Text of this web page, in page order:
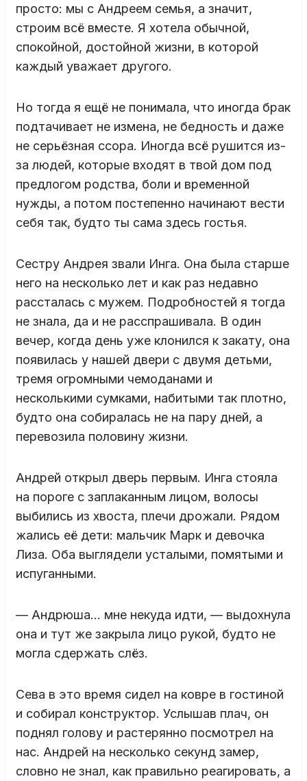
просто: мы с Андреем семья, а значит,
строим всё вместе. Я хотела обычной,
спокойной, достойной жизни, в которой
каждый уважает другого.
Но тогда я ещё не понимала, что иногда брак
подтачивает не измена, не бедность и даже
не серьёзная ссора. Иногда всё рушится из-
за людей, которые входят в твой дом под
предлогом родства, боли и временной
нужды, а потом постепенно начинают вести
себя так, будто ты сама здесь гостья.
Сестру Андрея звали Инга. Она была старше
него на несколько лет и как раз недавно
рассталась с мужем. Подробностей я тогда
не знала, да и не расспрашивала. В один
вечер, когда день уже клонился к закату, она
появилась у нашей двери с двумя детьми,
тремя огромными чемоданами и
несколькими сумками, набитыми так плотно,
будто она собиралась не на пару дней, а
перевозила половину жизни.
Андрей открыл дверь первым. Инга стояла
на пороге с заплаканным лицом, волосы
выбились из хвоста, плечи дрожали. Рядом
жались её дети: мальчик Марк и девочка
Лиза. Оба выглядели усталыми, помятыми и
испуганными.
— Андрюша… мне некуда идти, — выдохнула
она и тут же закрыла лицо рукой, будто не
могла сдержать слёз.
Сева в это время сидел на ковре в гостиной
и собирал конструктор. Услышав плач, он
поднял голову и растерянно посмотрел на
нас. Андрей на несколько секунд замер,
словно не знал, как правильно реагировать, а